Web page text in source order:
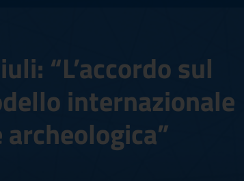
“L’accordo sul
internazionale